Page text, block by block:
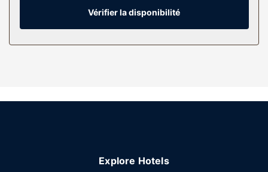
un ensemble douche/baignoire est à votre disposition.
Vous y trouvez également des articles de toilette gratuits
Internet gratuit et un distributeur automatique de boissons
de 07 h 00 à 09 h 00.
Vérifier la disponibilité
Explore Hotels